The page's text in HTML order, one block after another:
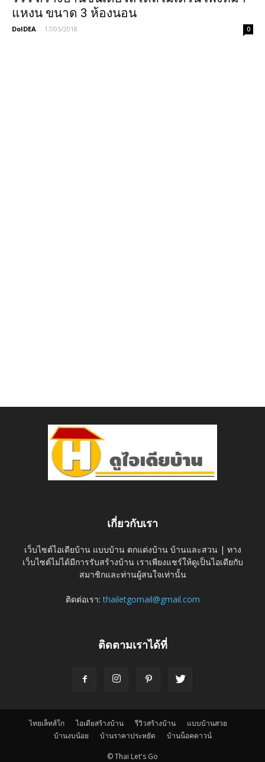
แหงน ขนาด 3 ห้องนอน
DoIDEA - 17/05/2018 0
เกี่ยวกับเรา
เว็บไซต์ไอเดียบ้าน แบบบ้าน ตกแต่งบ้าน บ้านและสวน | ทาง
เว็บไซต์ไม่ได้มีการรับสร้างบ้าน เราเพียงแชร์ให้ดูเป็นไอเดียกับ
สมาชิกและท่านผู้สนใจเท่านั้น
ติดต่อเรา:thailetgomail@gmail.com
ติดตามเราได้ที่
ไทยเล็ทส์โก ไอเดียสร้างบ้าน รีวิวสร้างบ้าน
แบบบ้านสวย
บ้านงบน้อย
บ้านราคาประหยัด บ้านน็อคดาวน์
© Thai Let's Go